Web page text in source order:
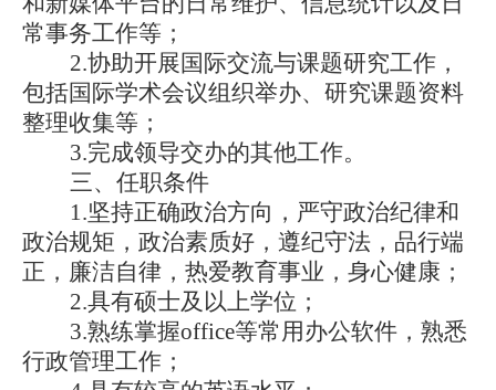
常事务工作等；
2.协助开展国际交流与课题研究工作，
包括国际学术会议组织举办、研究课题资料
整理收集等；
3.完成领导交办的其他工作。
三、任职条件
1.坚持正确政治方向，严守政治纪律和
政治规矩，政治素质好，遵纪守法，品行端
正，廉洁自律 ， 热爱教育事业，身心健康；
2.具有硕士及以上学位；
3.熟练掌握office等常用办公软件，熟悉
行政管理工作；